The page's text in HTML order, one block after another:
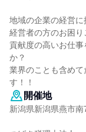
地域の企業の経営に
経営者の方のお困り
貢献度の高いお仕
か？
業界のことも含め
す！！
開催地
新潟県新潟県燕市